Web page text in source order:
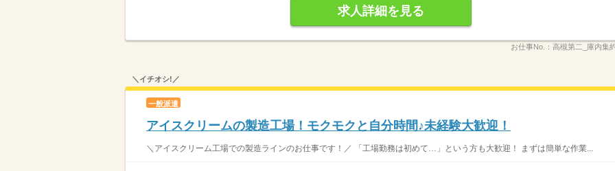
求人詳細を見る
お仕事No.： 高槻第二_庫内集
＼イチオシ!／
一般派遣
アイスクリームの製造工場！モクモクと自分時間♪未経験大歓迎！
＼アイスクリーム工場での製造ラインのお仕事です！／ 「工場勤務は初めて…」という方も大歓迎！ まずは簡単な作業...